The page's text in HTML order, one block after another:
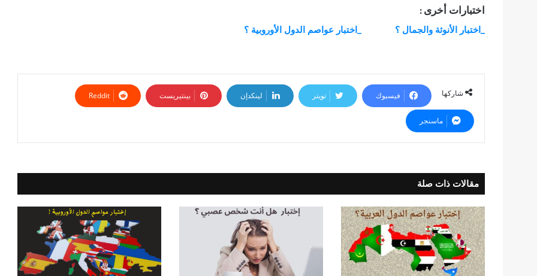
اختبارات أخرى :
_اختبار الأنوثة والجمال ؟ _اختبار عواصم الدول الأوروبية ؟
شاركها فيسبوك تويتر لينكدإن بينتيريست
ماسنجر
مقالات ذات صلة